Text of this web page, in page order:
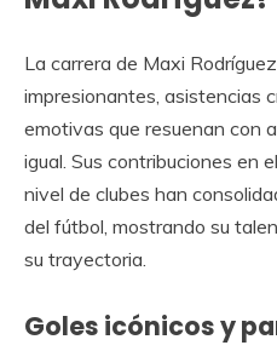
La carrera de Maxi
impresionantes, asistencias
emotivas que resuenan con
igual. Sus contribuciones en
nivel de clubes han
del fútbol, mostrando su
su trayectoria.
Goles icónicos y